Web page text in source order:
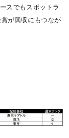
スでもスポットラ
が興収にもつなが